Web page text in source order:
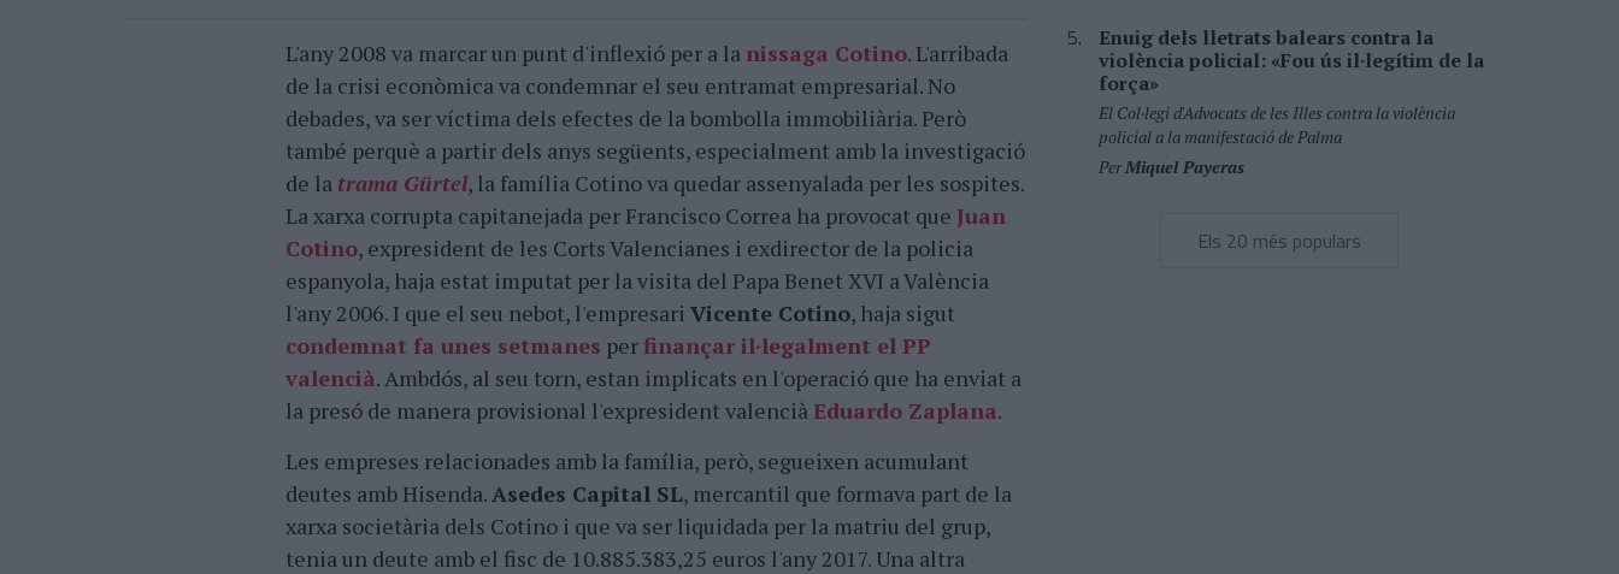
L'any 2008 va marcar un punt d'inflexió per a la nissaga Cotino. L'arribada
de la crisi econòmica va condemnar el seu entramat empresarial. No
debades, va ser víctima dels efectes de la bombolla immobiliària. Però
també perquè a partir dels anys següents, especialment amb la investigació
de la trama Gürtel, la família Cotino va quedar assenyalada per les sospites.
La xarxa corrupta capitanejada per Francisco Correa ha provocat que Juan
Cotino, expresident de les Corts Valencianes i exdirector de la policia
espanyola, haja estat imputat per la visita del Papa Benet XVI a València
l'any 2006. I que el seu nebot, l'empresari Vicente Cotino, haja sigut
condemnat fa unes setmanes perfinançar il·legalment el PP
valencià. Ambdós, al seu torn, estan implicats en l'operació que ha enviat a
la presó de manera provisional l'expresident valenciàEduardo Zaplana.
Les empreses relacionades amb la família, però, segueixen acumulant
deutes amb Hisenda.Asedes Capital SL, mercantil que formava part de la
xarxa societària dels Cotino i que va ser liquidada per la matriu del grup,
tenia un deute amb el fisc de 10.885.383,25 euros l'any 2017. Una altra
Enuig dels lletrats balears contra la
violència policial: «Fou ús il·legítim de la
força»
El Col·legi d'Advocats de les Illes contra la violència
policial a la manifestació de Palma
PerMiquel Payeras
Els 20 més populars